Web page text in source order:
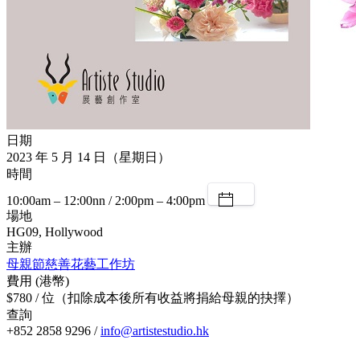
日期
2023 年 5 月 14 日（星期日）
時間
10:00am – 12:00nn / 2:00pm – 4:00pm
場地
HG09, Hollywood
主辦
母親節慈善花藝工作坊
費用 (港幣)
$780 / 位（扣除成本後所有收益將捐給母親的抉擇）
查詢
+852 2858 9296 /info@artistestudio.hk